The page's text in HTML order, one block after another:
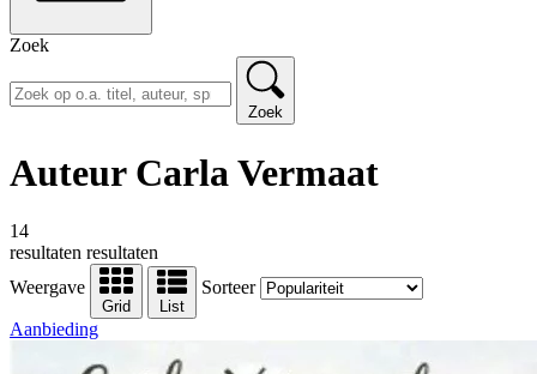
Zoek
Zoek
Auteur Carla Vermaat
14
resultaten resultaten
Weergave
Grid List
Sorteer
Aanbieding